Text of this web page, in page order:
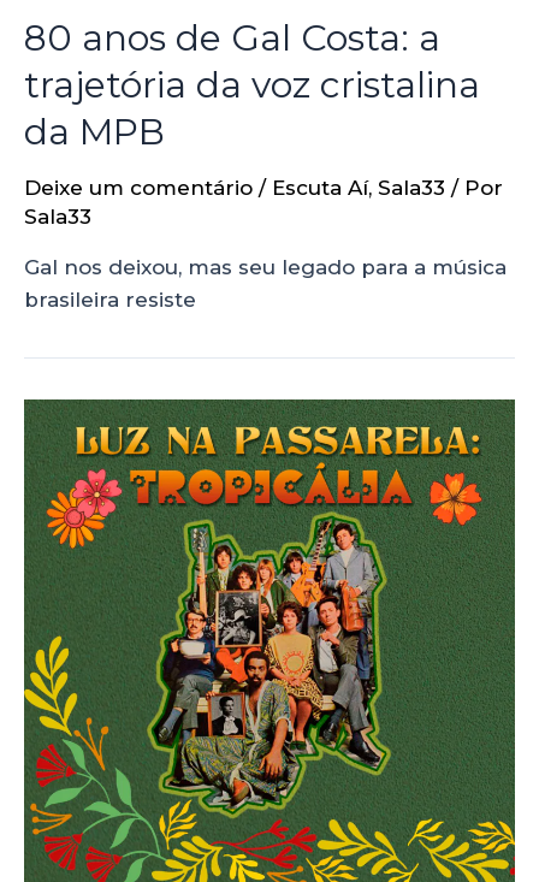
80 anos de Gal Costa: a
trajetória da voz cristalina
da MPB
Deixe um comentário / Escuta Aí, Sala33 / Por
Sala33
Gal nos deixou, mas seu legado para a música
brasileira resiste